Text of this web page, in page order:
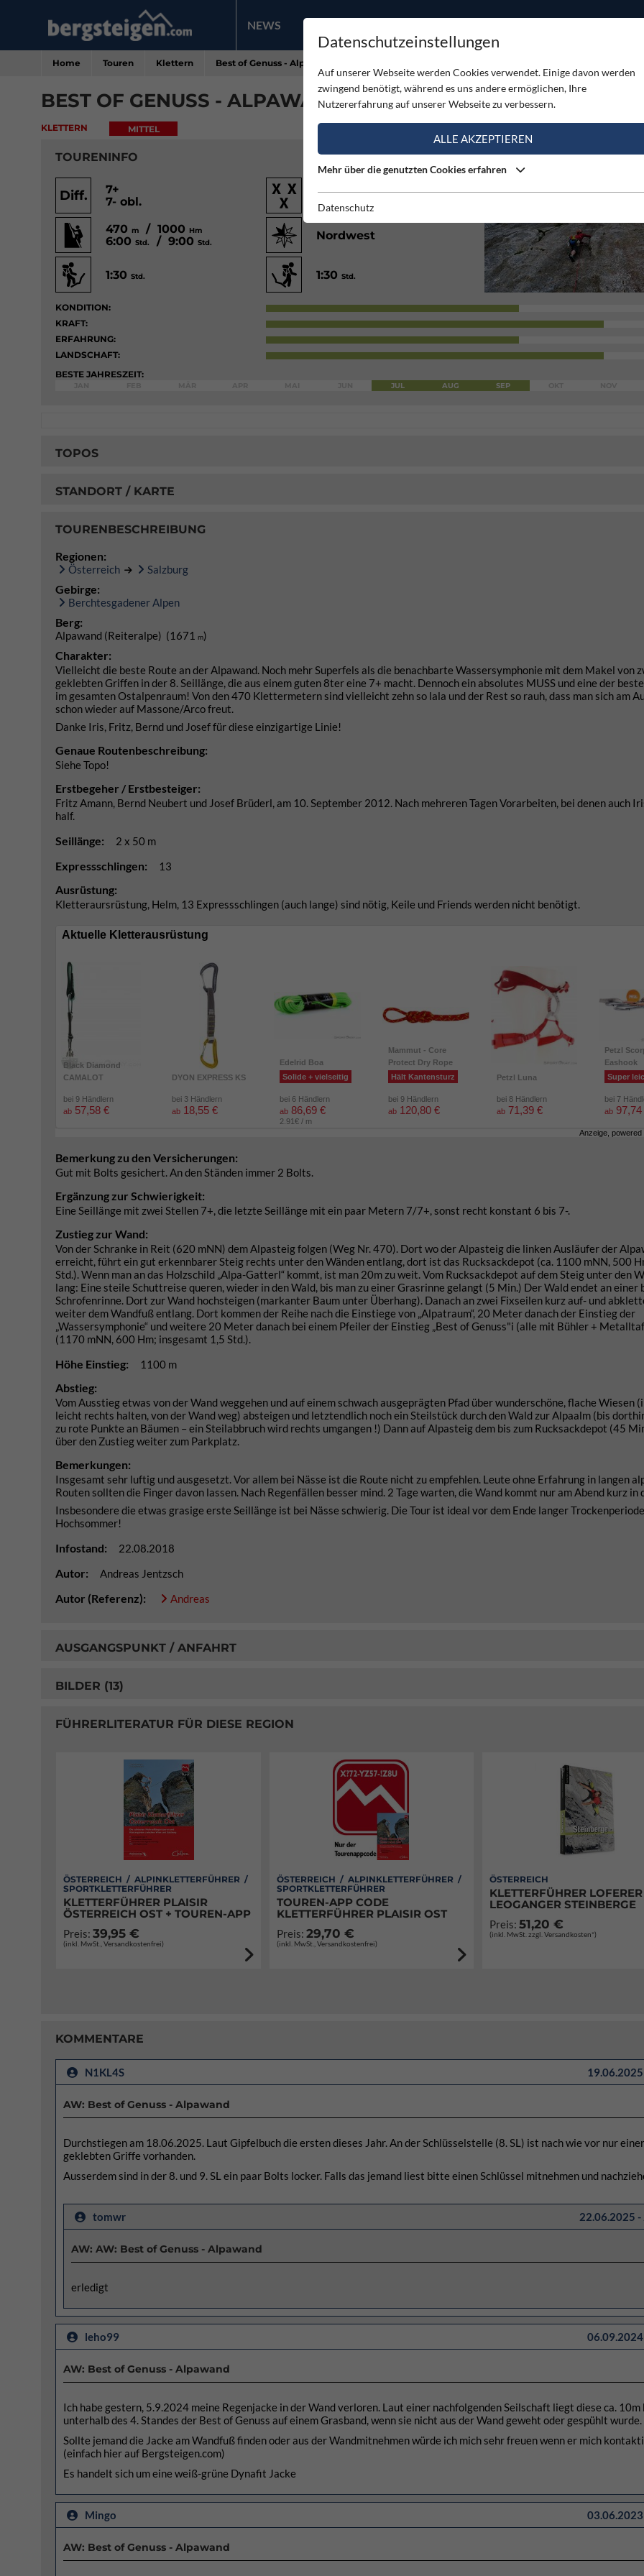
NEWS PRODUKTE
Home Touren Klettern Best of Genuss - Alpawand
BEST OF GENUSS - ALPAWAND
KLETTERN MITTEL
TOURENINFO
Diff.
7+
7- obl.
Gut
470m / 1000 Hm
6:00Std. / 9:00Std.
Nordwest
1:30Std. 1:30Std.
KONDITION:
KRAFT:
ERFAHRUNG:
LANDSCHAFT:
BESTE JAHRESZEIT:
JUL AUG SEP
TOPOS
STANDORT / KARTE
TOURENBESCHREIBUNG
Regionen:
Österreich Salzburg
Gebirge:
Berchtesgadener Alpen
Berg:
Alpawand (Reiteralpe) (1671 m)
Charakter:
Vielleicht die beste Route an der Alpawand. Noch mehr Superfels als die benachbarte Wassersymphonie mit dem Makel von
geklebten Griffen in der 8. Seillänge, die aus einem guten 8ter eine 7+ macht. Dennoch ein absolutes MUSS und eine der
im gesamten Ostalpenraum! Von den 470 Klettermetern sind vielleicht zehn so lala und der Rest so rauh, dass man sich am
schon wieder auf Massone/Arco freut.
Danke Iris, Fritz, Bernd und Josef für diese einzigartige Linie!
Genaue Routenbeschreibung:
Siehe Topo!
Erstbegeher / Erstbesteiger:
Fritz Amann, Bernd Neubert und Josef Brüderl, am 10. September 2012. Nach mehreren Tagen Vorarbeiten, bei denen auch
half.
Seillänge: 2 x 50 m
Expressschlingen: 13
Ausrüstung:
Kletteraursrüstung, Helm, 13 Expressschlingen (auch lange) sind nötig, Keile und Friends werden nicht benötigt.
Aktuelle Kletterausrüstung
Black Diamond
CAMALOT
bei 9 Händlern
ab 57,58 €
DYON EXPRESS KS
bei 3 Händlern
ab 18,55 €
Edelrid Boa
Solide + vielseitig
bei 6 Händlern
ab 86,69 €
2.91€ / m
Mammut - Core
Protect Dry Rope
Hält Kantensturz
bei 9 Händlern
ab 120,80 €
Petzl Luna
bei 8 Händlern
ab 71,39 €
Petzl
Eashook
Super
bei 7
ab
Anzeige,
Bemerkung zu den Versicherungen:
Gut mit Bolts gesichert. An den Ständen immer 2 Bolts.
Ergänzung zur Schwierigkeit:
Eine Seillänge mit zwei Stellen 7+, die letzte Seillänge mit ein paar Metern 7/7+, sonst recht konstant 6 bis 7-.
Zustieg zur Wand:
Von der Schranke in Reit (620 mNN) dem Alpasteig folgen (Weg Nr. 470). Dort wo der Alpasteig die linken Ausläufer der
erreicht, führt ein gut erkennbarer Steig rechts unter den Wänden entlang, dort ist das Rucksackdepot (ca. 1100 mNN, 500
Std.). Wenn man an das Holzschild „Alpa-Gatterl“ kommt, ist man 20m zu weit. Vom Rucksackdepot auf dem Steig unter den
lang: Eine steile Schuttreise queren, wieder in den Wald, bis man zu einer Grasrinne gelangt (5 Min.) Der Wald endet an einer
Schrofenrinne. Dort zur Wand hochsteigen (markanter Baum unter Überhang). Danach an zwei Fixseilen kurz auf- und
weiter dem Wandfuß entlang. Dort kommen der Reihe nach die Einstiege von „Alpatraum“, 20 Meter danach der Einstieg der
„Wassersymphonie“ und weitere 20 Meter danach bei einem Pfeiler der Einstieg „Best of Genuss"i (alle mit Bühler +
(1170 mNN, 600 Hm; insgesamt 1,5 Std.).
Höhe Einstieg: 1100 m
Abstieg:
Vom Ausstieg etwas von der Wand weggehen und auf einem schwach ausgeprägten Pfad über wunderschöne, flache Wiesen
leicht rechts halten, von der Wand weg) absteigen und letztendlich noch ein Steilstück durch den Wald zur Alpaalm (bis
zu rote Punkte an Bäumen – ein Steilabbruch wird rechts umgangen !) Dann auf Alpasteig dem bis zum Rucksackdepot (45
über den Zustieg weiter zum Parkplatz.
Bemerkungen:
Insgesamt sehr luftig und ausgesetzt. Vor allem bei Nässe ist die Route nicht zu empfehlen. Leute ohne Erfahrung in langen
Routen sollten die Finger davon lassen. Nach Regenfällen besser mind. 2 Tage warten, die Wand kommt nur am Abend kurz in
Insbesondere die etwas grasige erste Seillänge ist bei Nässe schwierig. Die Tour ist ideal vor dem Ende langer
Hochsommer!
Infostand: 22.08.2018
Autor: Andreas Jentzsch
Autor (Referenz): Andreas
AUSGANGSPUNKT / ANFAHRT
BILDER (13)
FÜHRERLITERATUR FÜR DIESE REGION
ÖSTERREICH / ALPINKLETTERFÜHRER /
SPORTKLETTERFÜHRER
KLETTERFÜHRER PLAISIR
ÖSTERREICH OST + TOUREN-APP
Preis: 39,95 €
(inkl. MwSt., Versandkostenfrei)
ÖSTERREICH / ALPINKLETTERFÜHRER /
SPORTKLETTERFÜHRER
TOUREN-APP CODE
KLETTERFÜHRER PLAISIR OST
Preis: 29,70 €
(inkl. MwSt., Versandkostenfrei)
ÖSTERREICH
KLETTERFÜHRER
LEOGANGER STEINBERGE
Preis:51,20 €
(inkl. MwSt. zzgl. Versandkosten*)
KOMMENTARE
N1KL4S
AW: Best of Genuss - Alpawand
Durchstiegen am 18.06.2025. Laut Gipfelbuch die ersten dieses Jahr. An der Schlüsselstelle (8. SL) ist nach wie vor nur
geklebten Griffe vorhanden.
Ausserdem sind in der 8. und 9. SL ein paar Bolts locker. Falls das jemand liest bitte einen Schlüssel mitnehmen und
tomwr 22.06.2025
AW: AW: Best of Genuss - Alpawand
erledigt
leho99
AW: Best of Genuss - Alpawand
Ich habe gestern, 5.9.2024 meine Regenjacke in der Wand verloren. Laut einer nachfolgenden Seilschaft liegt diese ca. 10m
unterhalb des 4. Standes der Best of Genuss auf einem Grasband, wenn sie nicht aus der Wand geweht oder gespühlt wurde.
Sollte jemand die Jacke am Wandfuß finden oder aus der Wandmitnehmen würde ich mich sehr freuen wenn er mich
(einfach hier auf Bergsteigen.com)
Es handelt sich um eine weiß-grüne Dynafit Jacke
Mingo
AW: Best of Genuss - Alpawand
Datenschutzeinstellungen
Auf unserer Webseite werden Cookies verwendet. Einige davon werden
zwingend benötigt, während es uns andere ermöglichen, Ihre
Nutzererfahrung auf unserer Webseite zu verbessern.
ALLE AKZEPTIEREN
Mehr über die genutzten Cookies erfahren
Datenschutz